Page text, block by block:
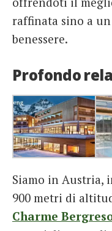
raffinata sino a
benessere.
Profondo
Siamo in Austria,
900 metri di
Charme